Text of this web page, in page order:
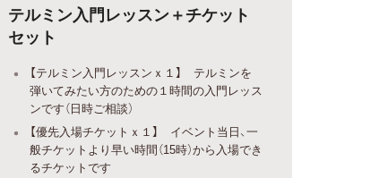
テルミン入門レッスン＋チケット
セット
【テルミン入門レッスンｘ１】 テルミンを
弾いてみたい方のための１時間の入門レッス
ンです（日時ご相談）
【優先入場チケットｘ１】 イベント当日、一
般チケットより早い時間（15時）から入場でき
るチケットです